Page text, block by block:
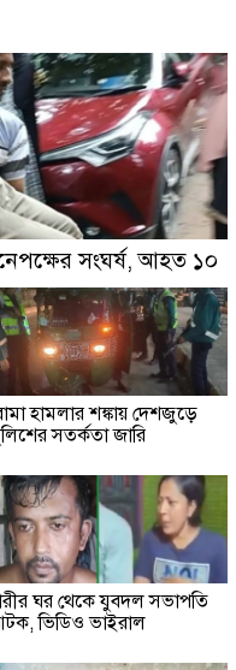
সংঘর্ষ, আহত ১০
হামলার শঙ্কায় দেশজুড়ে
সতর্কতা জারি
ঘর থেকে যুবদল সভাপতি
ভিডিও ভাইরাল